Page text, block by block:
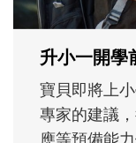
正嘗試用不